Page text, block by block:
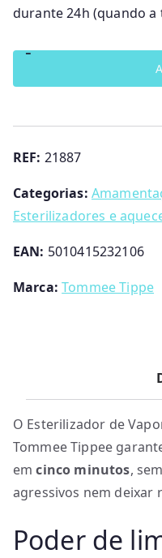
durante 24h (quando a
-
de
Eléctrico
Tommee
REF: 21887
Categorias:
Esterilizadores e
EAN: 5010415232106
Marca:Tommee Tippe
O Esterilizador de
Tommee Tippee
emcinco minutos,
agressivos nem deixar
Poder de